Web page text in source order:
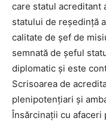
care statul acreditant
statului de reședință
calitate de șef de
semnată de șeful
diplomatic și este
Scrisoarea de
plenipotențiari și
Însărcinații cu